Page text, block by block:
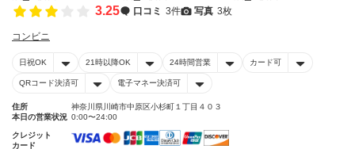
3.25 口コミ 3件 写真 3枚
コンビニ
日祝OK 21時以降OK 24時間営業 カード可
QRコード決済可 電子マネー決済可
住所
神奈川県川崎市中原区小杉町１丁目４０３
本日の営業状況 0:00〜24:00
クレジット
カード